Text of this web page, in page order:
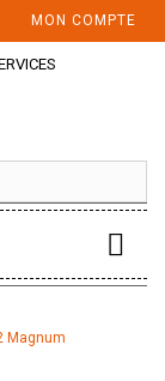
MON COMPTE
Magnum